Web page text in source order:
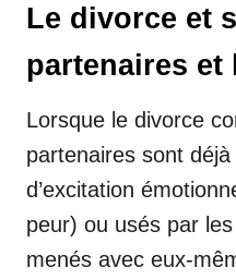
Le divorce et
partenaires et
Lorsque le divorce
partenaires sont
d’excitation
peur) ou usés par
menés avec eux-